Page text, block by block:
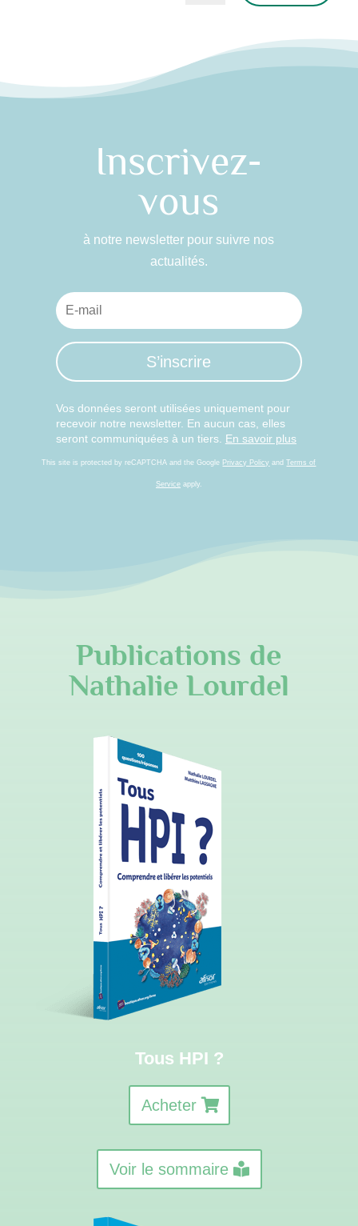
Inscrivez-
vous
à notre newsletter pour suivre nos
actualités.
S’inscrire
Vos données seront utilisées uniquement pour
recevoir notre newsletter. En aucun cas, elles
seront communiquées à un tiers. En savoir plus
This site is protected by reCAPTCHA and the Google Privacy Policy andTerms of
Serviceapply.
Publications de
Nathalie Lourdel
Tous HPI ?
Acheter
Voir le sommaire